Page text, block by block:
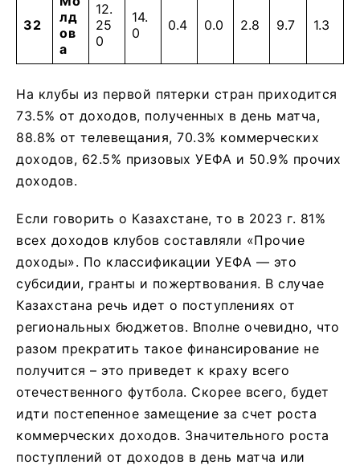
32
лд
ов
а
12.
25
0
14.
0
0.4 0.0 2.8 9.7 1.3
На клубы из первой пятерки стран приходится
73.5% от доходов, полученных в день матча,
88.8% от телевещания, 70.3% коммерческих
доходов, 62.5% призовых УЕФА и 50.9% прочих
доходов.
Если говорить о Казахстане, то в 2023 г. 81%
всех доходов клубов составляли «Прочие
доходы». По классификации УЕФА — это
субсидии, гранты и пожертвования. В случае
Казахстана речь идет о поступлениях от
региональных бюджетов. Вполне очевидно, что
разом прекратить такое финансирование не
получится – это приведет к краху всего
отечественного футбола. Скорее всего, будет
идти постепенное замещение за счет роста
коммерческих доходов. Значительного роста
поступлений от доходов в день матча или